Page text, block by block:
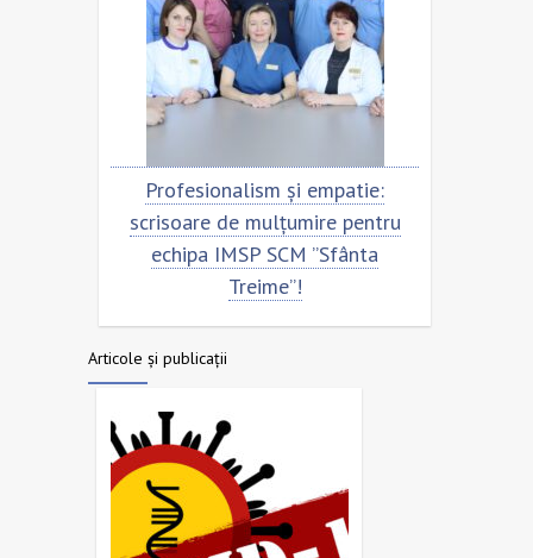
pentru
Scrisoare de mulțumire pentru
echipa SCM ”Sfânta Treime”
Articole și publicații